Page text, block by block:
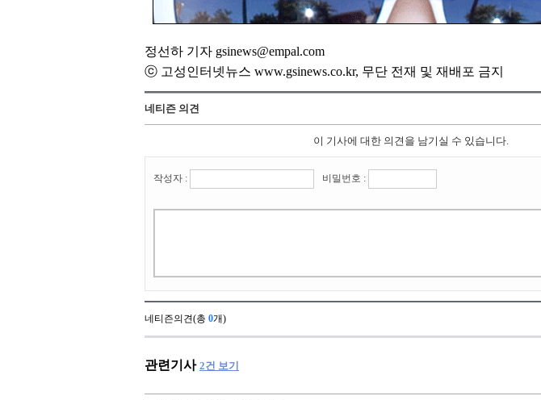
정선하 기자 gsinews@empal.com
ⓒ 고성인터넷뉴스 www.gsinews.co.kr, 무단 전재 및 재배포 금지
네티즌 의견
이 기사에 대한 의견을 남기실 수 있습니다.
작성자 : 비밀번호 :
네티즌의견(총 0개)
관련기사 2건 보기